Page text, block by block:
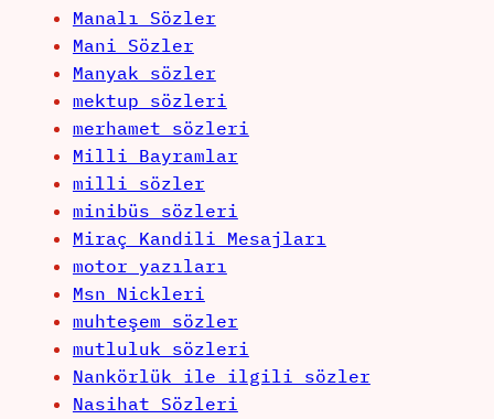
Manalı Sözler
Mani Sözler
Manyak sözler
mektup sözleri
merhamet sözleri
Milli Bayramlar
milli sözler
minibüs sözleri
Miraç Kandili Mesajları
motor yazıları
Msn Nickleri
muhteşem sözler
mutluluk sözleri
Nankörlük ile ilgili sözler
Nasihat Sözleri